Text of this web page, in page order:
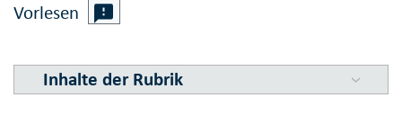
Vorlesen
Inhalte der Rubrik